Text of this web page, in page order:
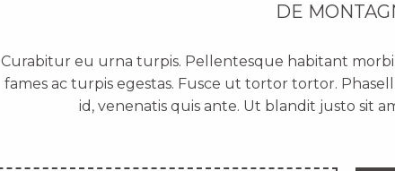
DE
Curabitur eu urna turpis. Pellentesque habitant
fames ac turpis egestas. Fusce ut tortor tortor.
id, venenatis quis ante. Ut blandit justo sit